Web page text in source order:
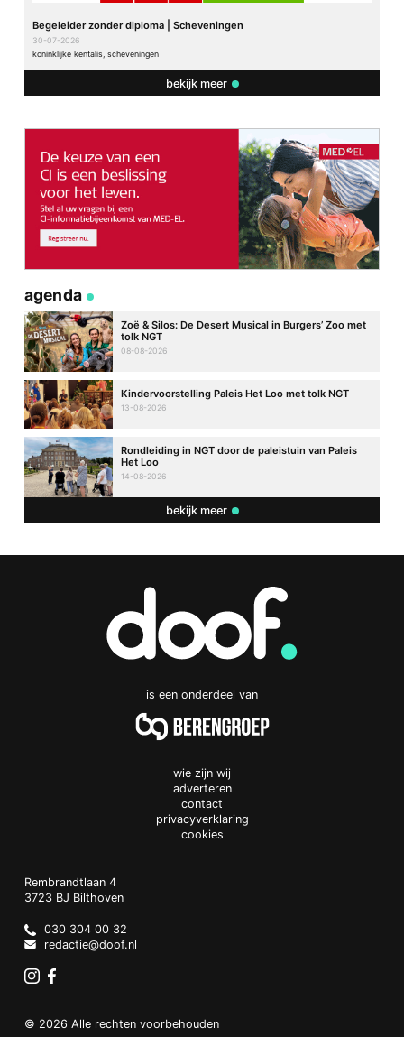
Begeleider zonder diploma | Scheveningen
30-07-2026
koninklijke kentalis, scheveningen
bekijk meer
agenda
Zoë & Silos: De Desert Musical in Burgers’ Zoo met
tolk NGT
08-08-2026
Kindervoorstelling Paleis Het Loo met tolk NGT
13-08-2026
Rondleiding in NGT door de paleistuin van Paleis
Het Loo
14-08-2026
bekijk meer
is een onderdeel van
wie zijn wij
adverteren
contact
privacyverklaring
cookies
Doof.nl
work
Rembrandtlaan 4
3723 BJ Bilthoven
Netherlands
030 304 00 32
redactie@doof.nl
© 2026 Alle rechten voorbehouden